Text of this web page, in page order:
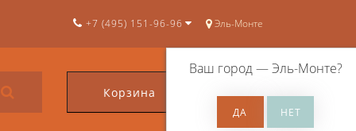
Эль-Монте
Ваш город —Эль-Монте?
+7 (495) 151-96-96
Корзина 0